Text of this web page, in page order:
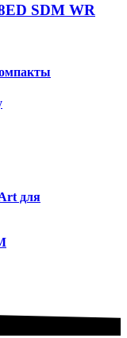
SDM WR
для